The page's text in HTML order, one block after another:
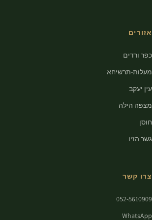
אזורים
כפר ורדים
מעלות-תרשיחא
עין יעקב
מצפה הילה
חוסן
גשר הזיו
צרו קשר
052-5610909
WhatsApp